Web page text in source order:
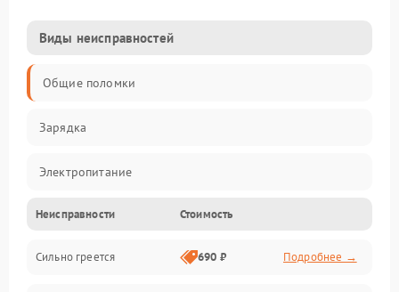
Виды неисправностей
Общие поломки
Зарядка
Электропитание
Экран и изображение
Дисплей
Неисправности Стоимость
Сильно греется 690 ₽ Подробнее →